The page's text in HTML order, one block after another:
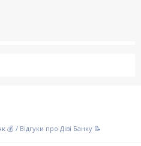
💰 / Відгуки про Діві Банку 📝